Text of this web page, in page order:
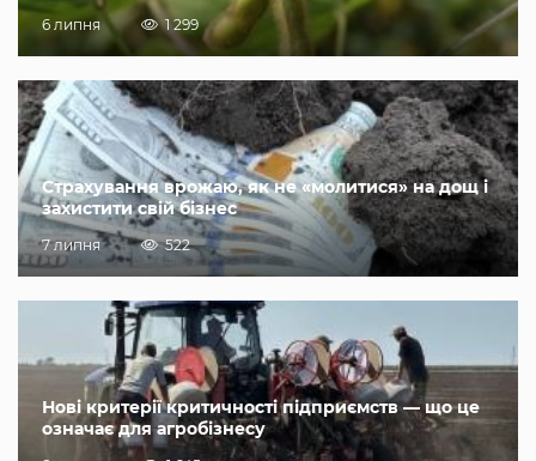
6 липня 1 299
Страхування врожаю, як не «молитися» на дощ і
захистити свій бізнес
7 липня 522
Нові критерії критичності підприємств — що це
означає для агробізнесу